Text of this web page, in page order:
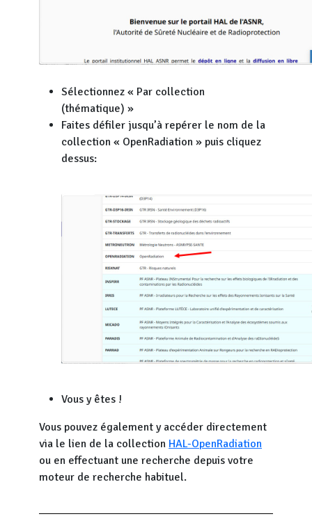
Sélectionnez « Par collection
(thématique) »
Faites défiler jusqu’à repérer le nom de la
collection « OpenRadiation » puis cliquez
dessus:
Vous y êtes !
Vous pouvez également y accéder directement
via le lien de la collection HAL-OpenRadiation
ou en effectuant une recherche depuis votre
moteur de recherche habituel.